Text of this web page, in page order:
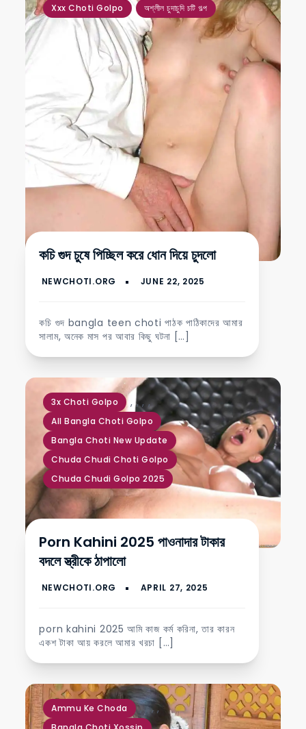
Xxx Choti Golpo অশ্লীল চুদাচুদি চটি গল্প
কচি গুদ চুষে পিচ্ছিল করে ধোন দিয়ে চুদলো
কচি গুদ bangla teen choti পাঠক পাঠিকাদের আমার
সালাম, অনেক মাস পর আবার কিছু ঘটনা […]
3x Choti Golpo ,
All Bangla Choti Golpo
,
Bangla Choti New Update
,
Chuda Chudi Choti Golpo
,
Chuda Chudi Golpo 2025
Porn Kahini 2025 পাওনাদার টাকার
বদলে স্ত্রীকে ঠাপালো
porn kahini 2025 আমি কাজ কর্ম করিনা, তার কারন
একশ টাকা আয় করলে আমার খরচা […]
Ammu Ke Choda ,,,,